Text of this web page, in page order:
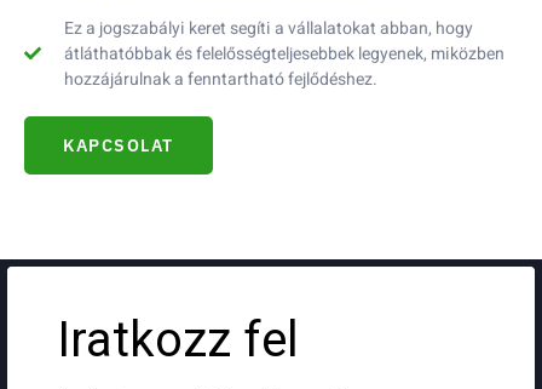
Ez a jogszabályi keret segíti a vállalatokat abban, hogy
átláthatóbbak és felelősségteljesebbek legyenek, miközben
hozzájárulnak a fenntartható fejlődéshez.
KAPCSOLAT